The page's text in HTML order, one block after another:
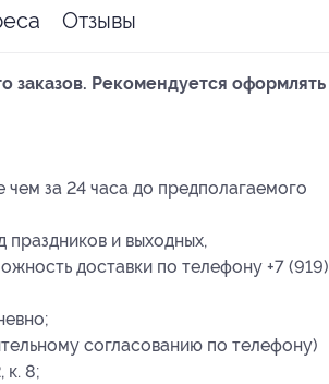
Отзывы
заказов. Рекомендуется оформлять
чем за 24 часа до предполагаемого
и выходных,
доставки по телефону +7 (919)
согласованию по телефону)
к. 8;